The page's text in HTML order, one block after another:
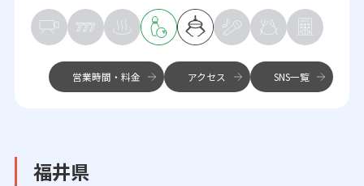
営業時間・料金 アクセス SNS一覧
福井県